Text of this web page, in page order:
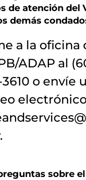
de atención del
demás
a la oficina
ADAP al
o envíe
sobre el